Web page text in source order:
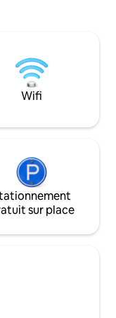
également une
séjour, il y a un
petits lacs à
eau super propre
Wifi
sur place